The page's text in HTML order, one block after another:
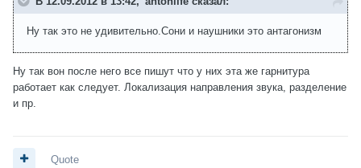
Ну так это не удивительно.Сони и наушники это антагонизм
Ну так вон после него все пишут что у них эта же гарнитура
работает как следует. Локализация направления звука, разделение
и пр.
Quote